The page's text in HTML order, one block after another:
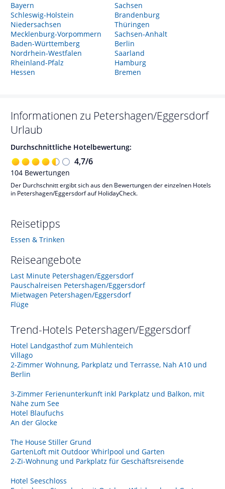
Bayern
Schleswig-Holstein
Niedersachsen
Mecklenburg-Vorpommern
Baden-Württemberg
Nordrhein-Westfalen
Rheinland-Pfalz
Hessen
Sachsen
Brandenburg
Thüringen
Sachsen-Anhalt
Berlin
Saarland
Hamburg
Bremen
Informationen zu Petershagen/Eggersdorf
Urlaub
Durchschnittliche Hotelbewertung:
4,7/6
104 Bewertungen
Der Durchschnitt ergibt sich aus den Bewertungen der einzelnen Hotels
in Petershagen/Eggersdorf auf HolidayCheck.
Reisetipps
Essen & Trinken
Reiseangebote
Last Minute Petershagen/Eggersdorf
Pauschalreisen Petershagen/Eggersdorf
Mietwagen Petershagen/Eggersdorf
Flüge
Trend-Hotels Petershagen/Eggersdorf
Hotel Landgasthof zum Mühlenteich
Villago
2-Zimmer Wohnung, Parkplatz und Terrasse, Nah A10 und
Berlin
3-Zimmer Ferienunterkunft inkl Parkplatz und Balkon, mit
Nähe zum See
Hotel Blaufuchs
An der Glocke
The House Stiller Grund
GartenLoft mit Outdoor Whirlpool und Garten
2-Zi-Wohnung und Parkplatz für Geschäftsreisende
Hotel Seeschloss